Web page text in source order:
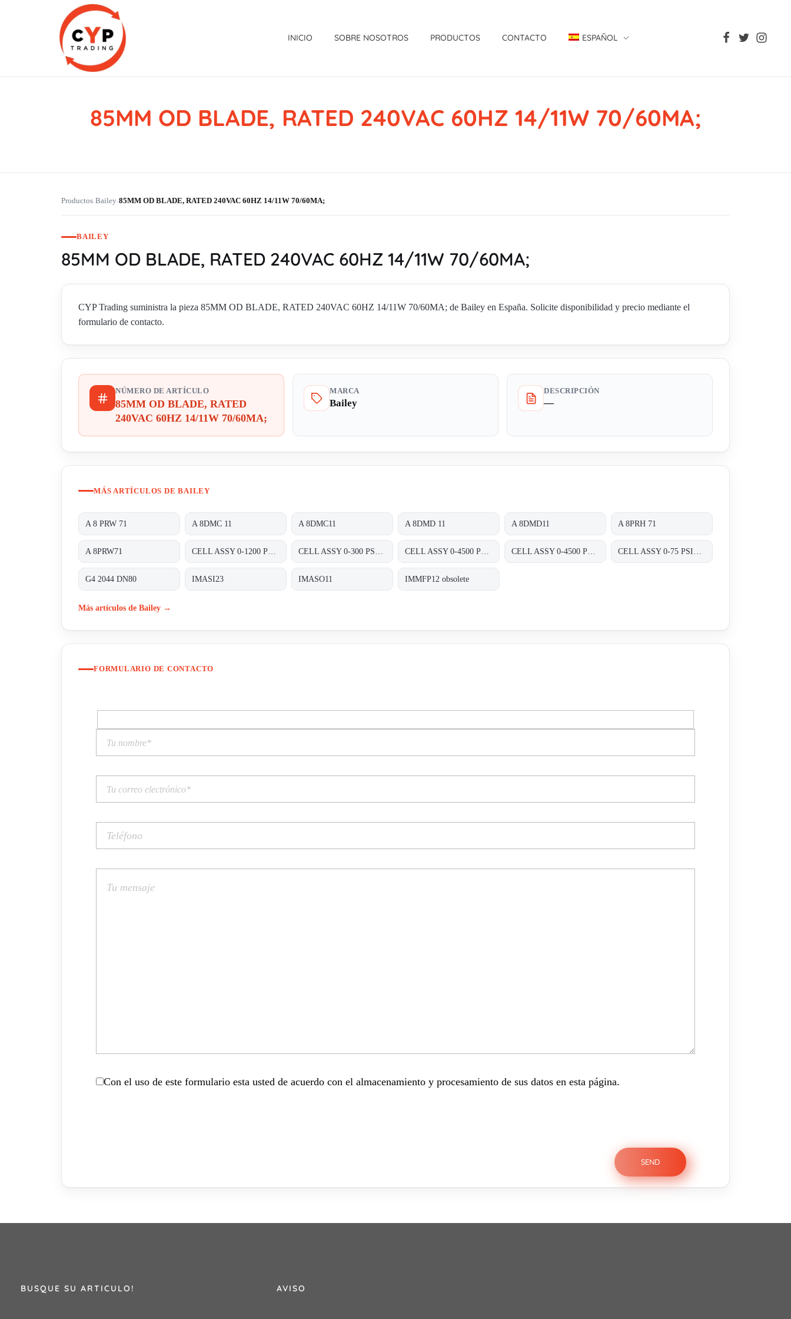
INICIO SOBRE NOSOTROS PRODUCTOS CONTACTO ESPAÑOL
85MM OD BLADE, RATED 240VAC 60HZ 14/11W 70/60MA;
Productos›Bailey›85MM OD BLADE, RATED 240VAC 60HZ 14/11W 70/60MA;
BAILEY
85MM OD BLADE, RATED 240VAC 60HZ 14/11W 70/60MA;
CYP Trading suministra la pieza 85MM OD BLADE, RATED 240VAC 60HZ 14/11W 70/60MA; de Bailey en España. Solicite disponibilidad y precio mediante el
formulario de contacto.
NÚMERO DE ARTÍCULO
85MM OD BLADE, RATED
240VAC 60HZ 14/11W 70/60MA;
MARCA
Bailey
DESCRIPCIÓN
—
MÁS ARTÍCULOS DE BAILEY
A 8 PRW 71 A 8DMC 11 A 8DMC11 A 8DMD 11 A 8DMD11 A 8PRH 71
A 8PRW71
G4 2044 DN80 IMASI23 IMASO11 IMMFP12 obsolete
Más artículos de Bailey →
FORMULARIO DE CONTACTO
Con el uso de este formulario esta usted de acuerdo con el almacenamiento y procesamiento de sus datos en esta página.
BUSQUE SU ARTICULO! AVISO